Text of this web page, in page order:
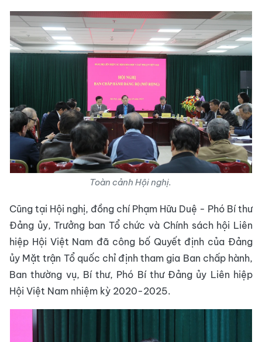
Toàn cảnh Hội nghị.
Cũng tại Hội nghị, đồng chí Phạm Hữu Duệ - Phó Bí thư
Đảng ủy, Trưởng ban Tổ chức và Chính sách hội Liên
hiệp Hội Việt Nam đã công bố Quyết định của Đảng
ủy Mặt trận Tổ quốc chỉ định tham gia Ban chấp hành,
Ban thường vụ, Bí thư, Phó Bí thư Đảng ủy Liên hiệp
Hội Việt Nam nhiệm kỳ 2020-2025.